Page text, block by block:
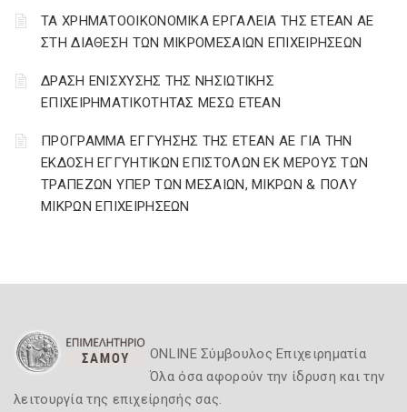
ΤΑ ΧΡΗΜΑΤΟΟΙΚΟΝΟΜΙΚΑ ΕΡΓΑΛΕΙΑ ΤΗΣ ΕΤΕΑΝ ΑΕ
ΣΤΗ ΔΙΑΘΕΣΗ ΤΩΝ ΜΙΚΡΟΜΕΣΑΙΩΝ ΕΠΙΧΕΙΡΗΣΕΩΝ
ΔΡΑΣΗ ΕΝΙΣΧΥΣΗΣ ΤΗΣ ΝΗΣΙΩΤΙΚΗΣ
ΕΠΙΧΕΙΡΗΜΑΤΙΚΟΤΗΤΑΣ ΜΕΣΩ ΕΤΕΑΝ
ΠΡΟΓΡΑΜΜΑ ΕΓΓΥΗΣΗΣ ΤΗΣ ΕΤΕΑΝ ΑΕ ΓΙΑ ΤΗΝ
ΕΚΔΟΣΗ ΕΓΓΥΗΤΙΚΩΝ ΕΠΙΣΤΟΛΩΝ ΕΚ ΜΕΡΟΥΣ ΤΩΝ
ΤΡΑΠΕΖΩΝ ΥΠΕΡ ΤΩΝ ΜΕΣΑΙΩΝ, ΜΙΚΡΩΝ & ΠΟΛΥ
ΜΙΚΡΩΝ ΕΠΙΧΕΙΡΗΣΕΩΝ
ONLINE Σύμβουλος Επιχειρηματία
Όλα όσα αφορούν την ίδρυση και την
λειτουργία της επιχείρησής σας.